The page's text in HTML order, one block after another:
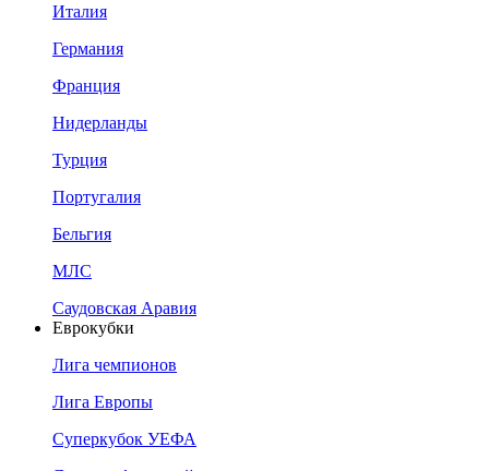
Италия
Германия
Франция
Нидерланды
Турция
Португалия
Бельгия
МЛС
Саудовская Аравия
Еврокубки
Лига чемпионов
Лига Европы
Суперкубок УЕФА